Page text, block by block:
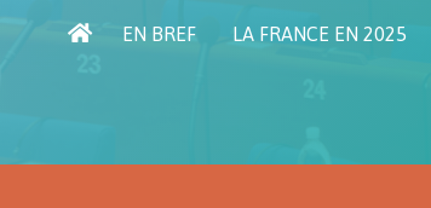
EN BREF LA FRANCE EN 2025